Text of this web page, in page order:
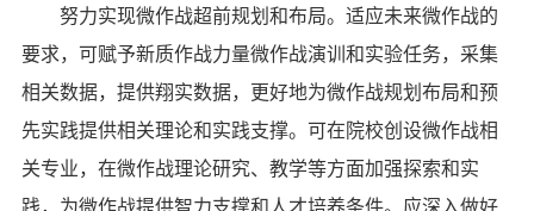
努力实现微作战超前规划和布局。适应未来微作战的
要求，可赋予新质作战力量微作战演训和实验任务，采集
相关数据，提供翔实数据，更好地为微作战规划布局和预
先实践提供相关理论和实践支撑。可在院校创设微作战相
关专业，在微作战理论研究、教学等方面加强探索和实